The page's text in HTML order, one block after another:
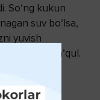
So‘ng kukun
suv bo‘lsa,
yuvish
artgan ma’qul.
surgan
kerak.